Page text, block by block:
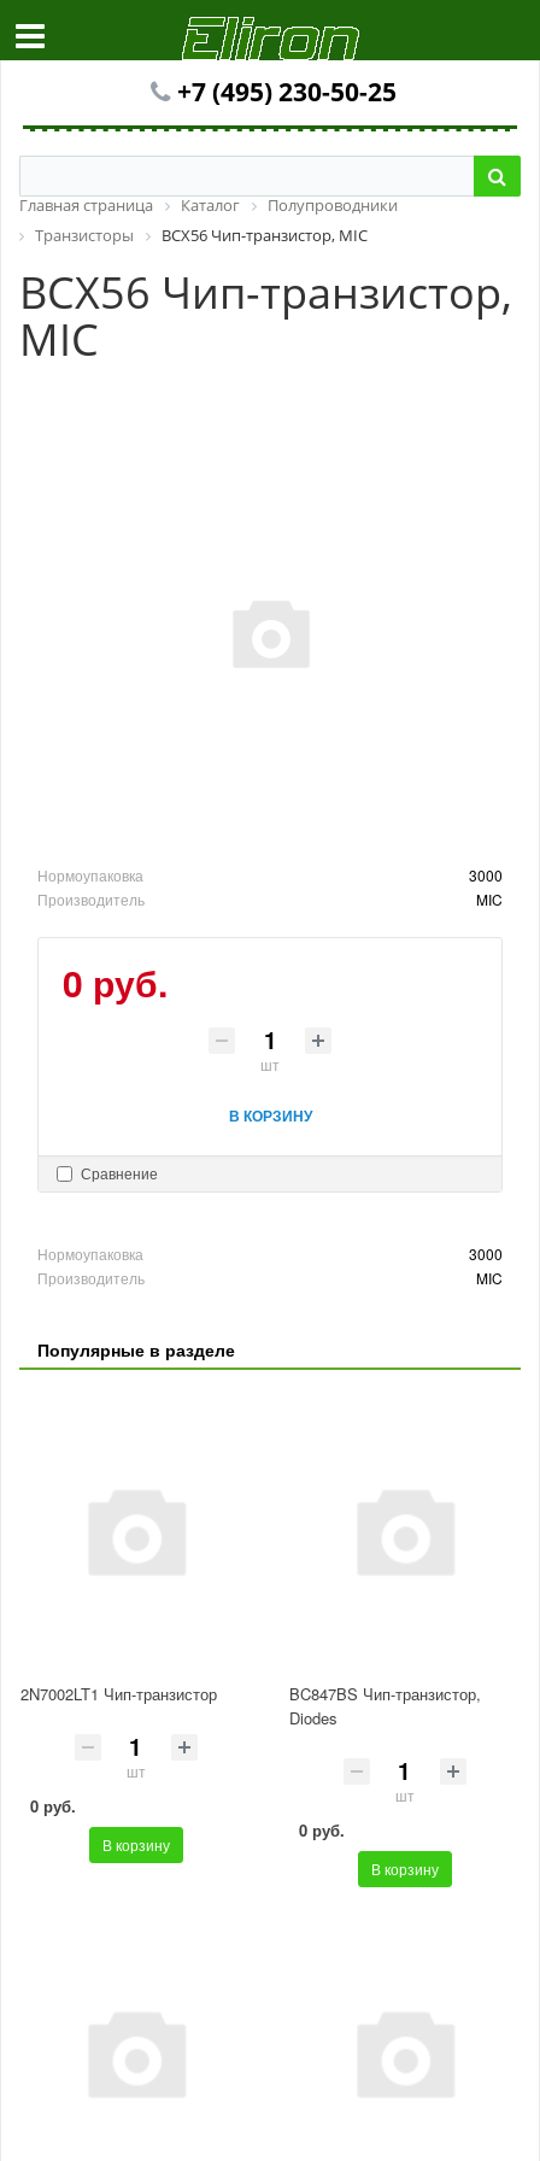
+7 (495) 230-50-25
Главная страница Каталог
Полупроводники
Транзисторы
BCX56 Чип-транзистор, MIC
BCX56 Чип-транзистор,
MIC
Нормоупаковка
3000
Производитель
MIC
0 руб.
шт
В КОРЗИНУ
Сравнение
Нормоупаковка
3000
Производитель
MIC
Популярные в разделе
2N7002LT1 Чип-транзистор
шт
0 руб.
В корзину
BC847BS Чип-транзистор,
Diodes
шт
0 руб.
В корзину